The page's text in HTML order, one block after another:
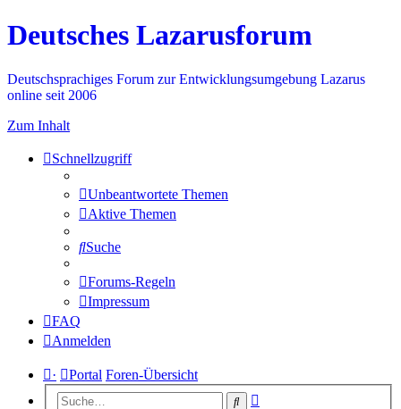
Deutsches Lazarusforum
Deutschsprachiges Forum zur Entwicklungsumgebung Lazarus
online seit 2006
Zum Inhalt
Schnellzugriff
Unbeantwortete Themen
Aktive Themen
Suche
Forums-Regeln
Impressum
FAQ
Anmelden
· Portal Foren-Übersicht
Suche